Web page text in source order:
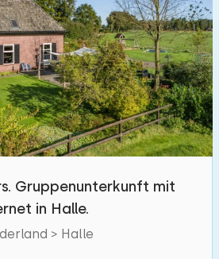
Gruppenunterkunft mit
in Halle.
> Halle